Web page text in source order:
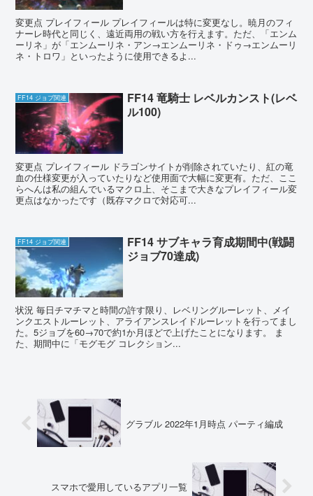
変更点 プレイフィール プレイフィールは特に変更なし。暁月のフィ
ナーレ時代と同じく、遠近両用の戦い方を行えます。ただ、「エンム
ーリネ」が「エンムーリネ・アン→エンムーリネ・ドゥ→エンムーリ
ネ・トロワ」といったように使用できるよ...
FF14 ジョブ関連
FF14 竜騎士 レベルカンスト(レベ
ル100)
変更点 プレイフィール ドラゴンサイトが削除されていたり、紅の竜
血の仕様変更が入っていたりなど使用面で大幅に変更有。ただ、ここ
らへんは私の組んでいるマクロ上、そこまで大きなプレイフィール変
更点はなかったです（既存マクロで対応可...
FF14 ジョブ関連
FF14 サブキャラ育成期間中(戦闘
ジョブ70達成)
状況 毎日チマチマと時間の許す限り、レベリングルーレット、メイ
ンクエストルーレット、アライアンスレイドルーレットを行ってまし
た。5ジョブを60→70で約1か月ほどで上げたことになります。 ま
た、期間中に「モグモグ コレクション...
グラブル 2022年1月時点 パーティ編成
スマホで愛用しているアプリ一覧